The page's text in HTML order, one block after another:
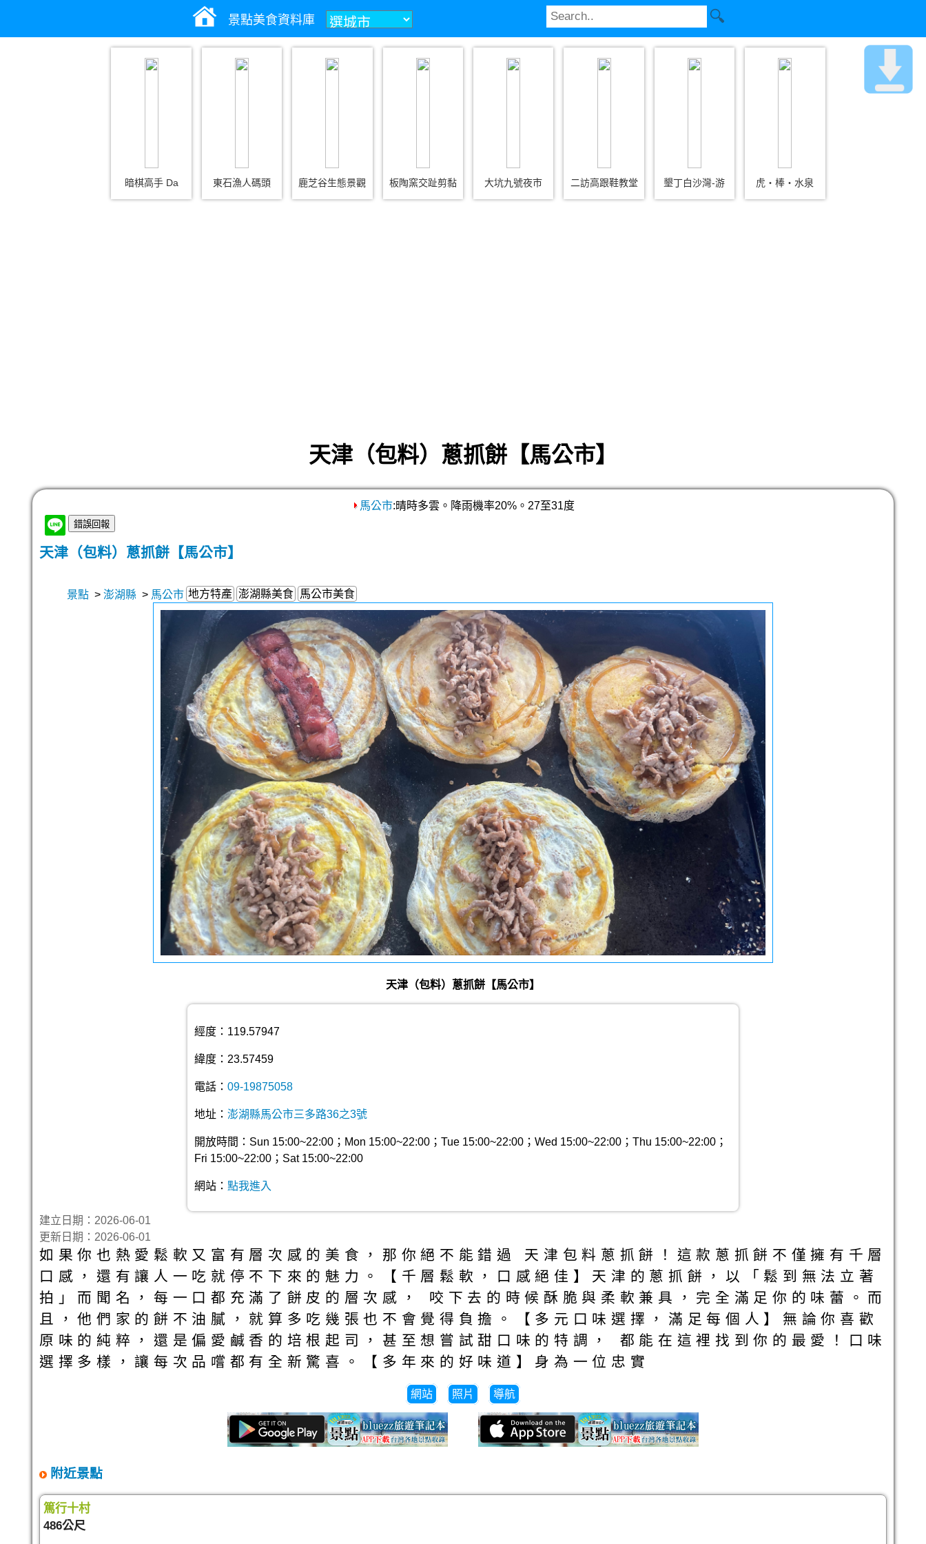
景點美食資料庫
暗棋高手 Da 東石漁人碼頭 鹿芝谷生態景觀 板陶窯交趾剪黏 大坑九號夜市 二訪高跟鞋教堂 墾丁白沙灣-游 虎‧棒‧水泉
天津（包料）蔥抓餅【馬公市】
馬公市:晴時多雲。降雨機率20%。27至31度
天津（包料）蔥抓餅【馬公市】
景點 > 澎湖縣 > 馬公市 地方特產 澎湖縣美食 馬公市美食
天津（包料）蔥抓餅【馬公市】
經度：119.57947
緯度：23.57459
電話： 09-19875058
地址： 澎湖縣馬公市三多路36之3號
開放時間：Sun 15:00~22:00；Mon 15:00~22:00；Tue 15:00~22:00；Wed 15:00~22:00；Thu 15:00~22:00；
Fri 15:00~22:00；Sat 15:00~22:00
網站： 點我進入
建立日期：2026-06-01
更新日期：2026-06-01
如果你也熱愛鬆軟又富有層次感的美食，那你絕不能錯過 天津包料蔥抓餅！這款蔥抓餅不僅擁有千層
口感，還有讓人一吃就停不下來的魅力。【千層鬆軟，口感絕佳】天津的蔥抓餅，以「鬆到無法立著
拍」而聞名，每一口都充滿了餅皮的層次感， 咬下去的時候酥脆與柔軟兼具，完全滿足你的味蕾。而
且，他們家的餅不油膩，就算多吃幾張也不會覺得負擔。【多元口味選擇，滿足每個人】無論你喜歡
原味的純粹，還是偏愛鹹香的培根起司，甚至想嘗試甜口味的特調， 都能在這裡找到你的最愛！口味
選擇多樣，讓每次品嚐都有全新驚喜。【多年來的好味道】身為一位忠實
網站 照片 導航
附近景點
篤行十村
486公尺